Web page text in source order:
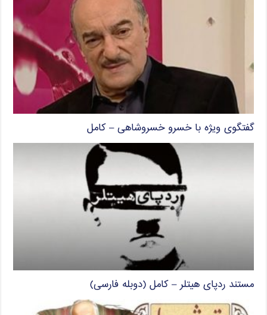
گفتگوی ویژه با خسرو خسروشاهی – کامل
مستند ردپای هیتلر – کامل (دوبله فارسی)